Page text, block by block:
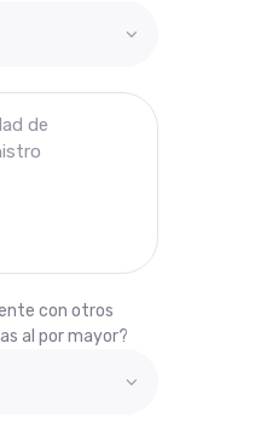
con otros
al por mayor?